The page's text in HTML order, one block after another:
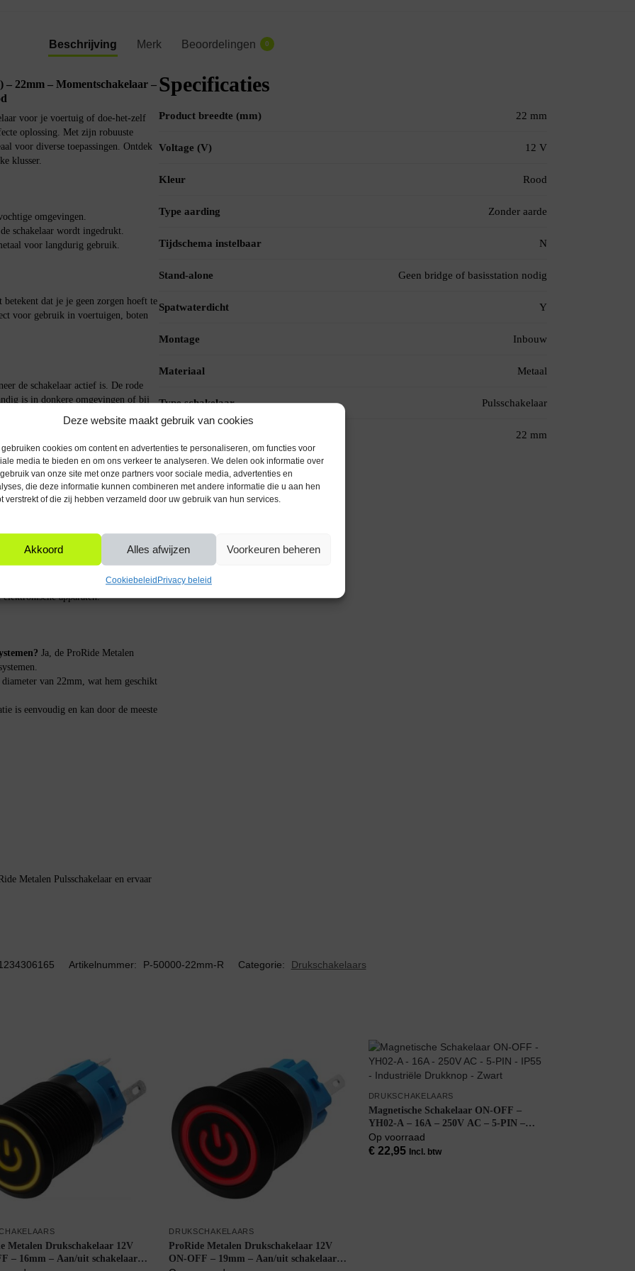
Deze website maakt gebruik van cookies
gebruiken cookies om content en advertenties te personaliseren, om functies voor
media te bieden en om ons verkeer te analyseren. We delen ook informatie over
van onze site met onze partners voor sociale media, advertenties en
die deze informatie kunnen combineren met andere informatie die u aan hen
verstrekt of die zij hebben verzameld door uw gebruik van hun services.
Akkoord Alles afwijzen Voorkeuren beheren
Cookiebeleid Privacy beleid
Beschrijving Merk Beoordelingen 0
22mm – Momentschakelaar –
voor je voertuig of doe-het-zelf
oplossing. Met zijn robuuste
voor diverse toepassingen. Ontdek
klusser.
omgevingen.
schakelaar wordt ingedrukt.
voor langdurig gebruik.
dat je je geen zorgen hoeft te
voor gebruik in voertuigen, boten
de schakelaar actief is. De rode
is in donkere omgevingen of bij
wat zorgt voor een lange
of een doe-het-zelver, je kunt
maar effectieve manier. Wanneer
keert daarna automatisch terug naar
waarbij je slechts kortstondig een
apparaten.
Ja, de ProRide Metalen
van 22mm, wat hem geschikt
is eenvoudig en kan door de meeste
Metalen Pulsschakelaar en ervaar
Specificaties
Product breedte (mm) 22 mm
Voltage (V) 12 V
Kleur Rood
Type aarding Zonder aarde
Tijdschema instelbaar N
Stand-alone Geen bridge of basisstation nodig
Spatwaterdicht Y
Montage Inbouw
Materiaal Metaal
Type schakelaar Pulsschakelaar
22 mm
Artikelnummer: P-50000-22mm-R Categorie: Drukschakelaars
Metalen Drukschakelaar 12V
– 16mm – Aan/uit schakelaar –
DRUKSCHAKELAARS
ProRide Metalen Drukschakelaar 12V
ON-OFF – 19mm – Aan/uit schakelaar –
DRUKSCHAKELAARS
Magnetische Schakelaar ON-OFF –
YH02-A – 16A – 250V AC – 5-PIN –
IP55 – Industriële Drukknop – Zwart
Op voorraad
€22,95 Incl. btw